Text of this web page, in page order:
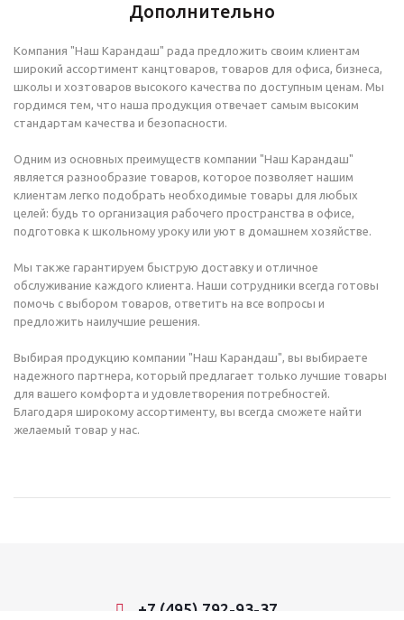
Дополнительно
Компания "Наш Карандаш" рада предложить своим клиентам
широкий ассортимент канцтоваров, товаров для офиса, бизнеса,
школы и хозтоваров высокого качества по доступным ценам. Мы
гордимся тем, что наша продукция отвечает самым высоким
стандартам качества и безопасности.
Одним из основных преимуществ компании "Наш Карандаш"
является разнообразие товаров, которое позволяет нашим
клиентам легко подобрать необходимые товары для любых
целей: будь то организация рабочего пространства в офисе,
подготовка к школьному уроку или уют в домашнем хозяйстве.
Мы также гарантируем быструю доставку и отличное
обслуживание каждого клиента. Наши сотрудники всегда готовы
помочь с выбором товаров, ответить на все вопросы и
предложить наилучшие решения.
Выбирая продукцию компании "Наш Карандаш", вы выбираете
надежного партнера, который предлагает только лучшие товары
для вашего комфорта и удовлетворения потребностей.
Благодаря широкому ассортименту, вы всегда сможете найти
желаемый товар у нас.
+7 (495) 792-93-37